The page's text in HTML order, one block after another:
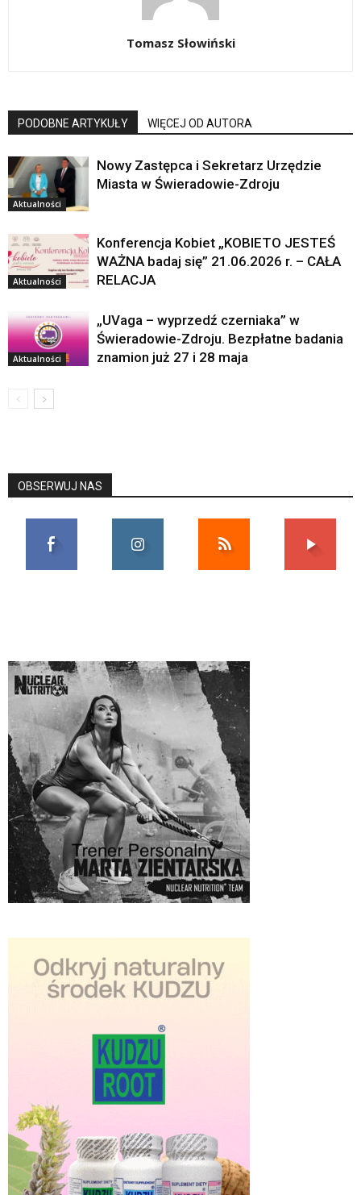
Tomasz Słowiński
PODOBNE ARTYKUŁY WIĘCEJ OD AUTORA
Aktualności
Nowy Zastępca i Sekretarz Urzędzie
Miasta w Świeradowie-Zdroju
Aktualności
Konferencja Kobiet „KOBIETO JESTEŚ
WAŻNA badaj się” 21.06.2026 r. – CAŁA
RELACJA
Aktualności
„UVaga – wyprzedź czerniaka” w
Świeradowie-Zdroju. Bezpłatne badania
znamion już 27 i 28 maja
OBSERWUJ NAS